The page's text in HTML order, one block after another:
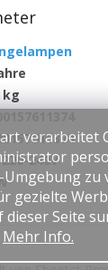
verarbeitet
zu
gezielte
Seite
Mehr Info.
kg
240V